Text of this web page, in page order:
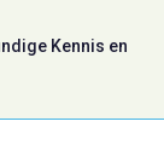
Kennis en